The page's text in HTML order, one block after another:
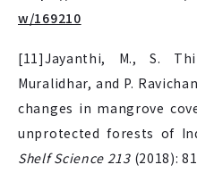
w/169210
[11]Jayanthi, M., S.
Muralidhar, and P.
changes in mangrove
unprotected forests of
Shelf Science 213(2018):